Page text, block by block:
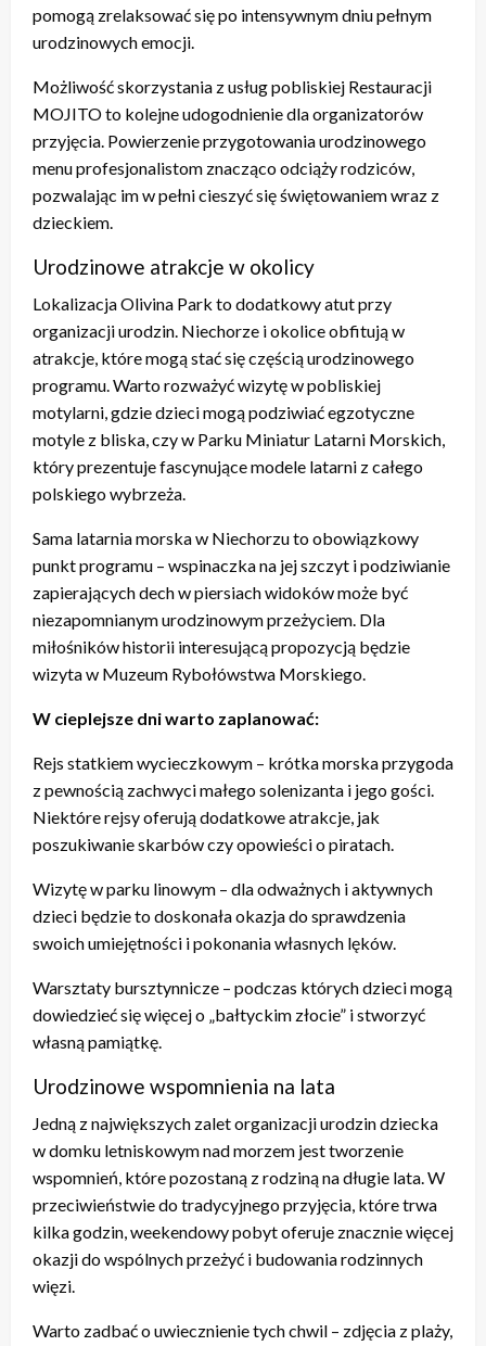
pomogą zrelaksować się po intensywnym dniu pełnym
urodzinowych emocji.
Możliwość skorzystania z usług pobliskiej Restauracji
MOJITO to kolejne udogodnienie dla organizatorów
przyjęcia. Powierzenie przygotowania urodzinowego
menu profesjonalistom znacząco odciąży rodziców,
pozwalając im w pełni cieszyć się świętowaniem wraz z
dzieckiem.
Urodzinowe atrakcje w okolicy
Lokalizacja Olivina Park to dodatkowy atut przy
organizacji urodzin. Niechorze i okolice obfitują w
atrakcje, które mogą stać się częścią urodzinowego
programu. Warto rozważyć wizytę w pobliskiej
motylarni, gdzie dzieci mogą podziwiać egzotyczne
motyle z bliska, czy w Parku Miniatur Latarni Morskich,
który prezentuje fascynujące modele latarni z całego
polskiego wybrzeża.
Sama latarnia morska w Niechorzu to obowiązkowy
punkt programu – wspinaczka na jej szczyt i podziwianie
zapierających dech w piersiach widoków może być
niezapomnianym urodzinowym przeżyciem. Dla
miłośników historii interesującą propozycją będzie
wizyta w Muzeum Rybołówstwa Morskiego.
W cieplejsze dni warto zaplanować:
Rejs statkiem wycieczkowym – krótka morska przygoda
z pewnością zachwyci małego solenizanta i jego gości.
Niektóre rejsy oferują dodatkowe atrakcje, jak
poszukiwanie skarbów czy opowieści o piratach.
Wizytę w parku linowym – dla odważnych i aktywnych
dzieci będzie to doskonała okazja do sprawdzenia
swoich umiejętności i pokonania własnych lęków.
Warsztaty bursztynnicze – podczas których dzieci mogą
dowiedzieć się więcej o „bałtyckim złocie” i stworzyć
własną pamiątkę.
Urodzinowe wspomnienia na lata
Jedną z największych zalet organizacji urodzin dziecka
w domku letniskowym nad morzem jest tworzenie
wspomnień, które pozostaną z rodziną na długie lata. W
przeciwieństwie do tradycyjnego przyjęcia, które trwa
kilka godzin, weekendowy pobyt oferuje znacznie więcej
okazji do wspólnych przeżyć i budowania rodzinnych
więzi.
Warto zadbać o uwiecznienie tych chwil – zdjęcia z plaży,